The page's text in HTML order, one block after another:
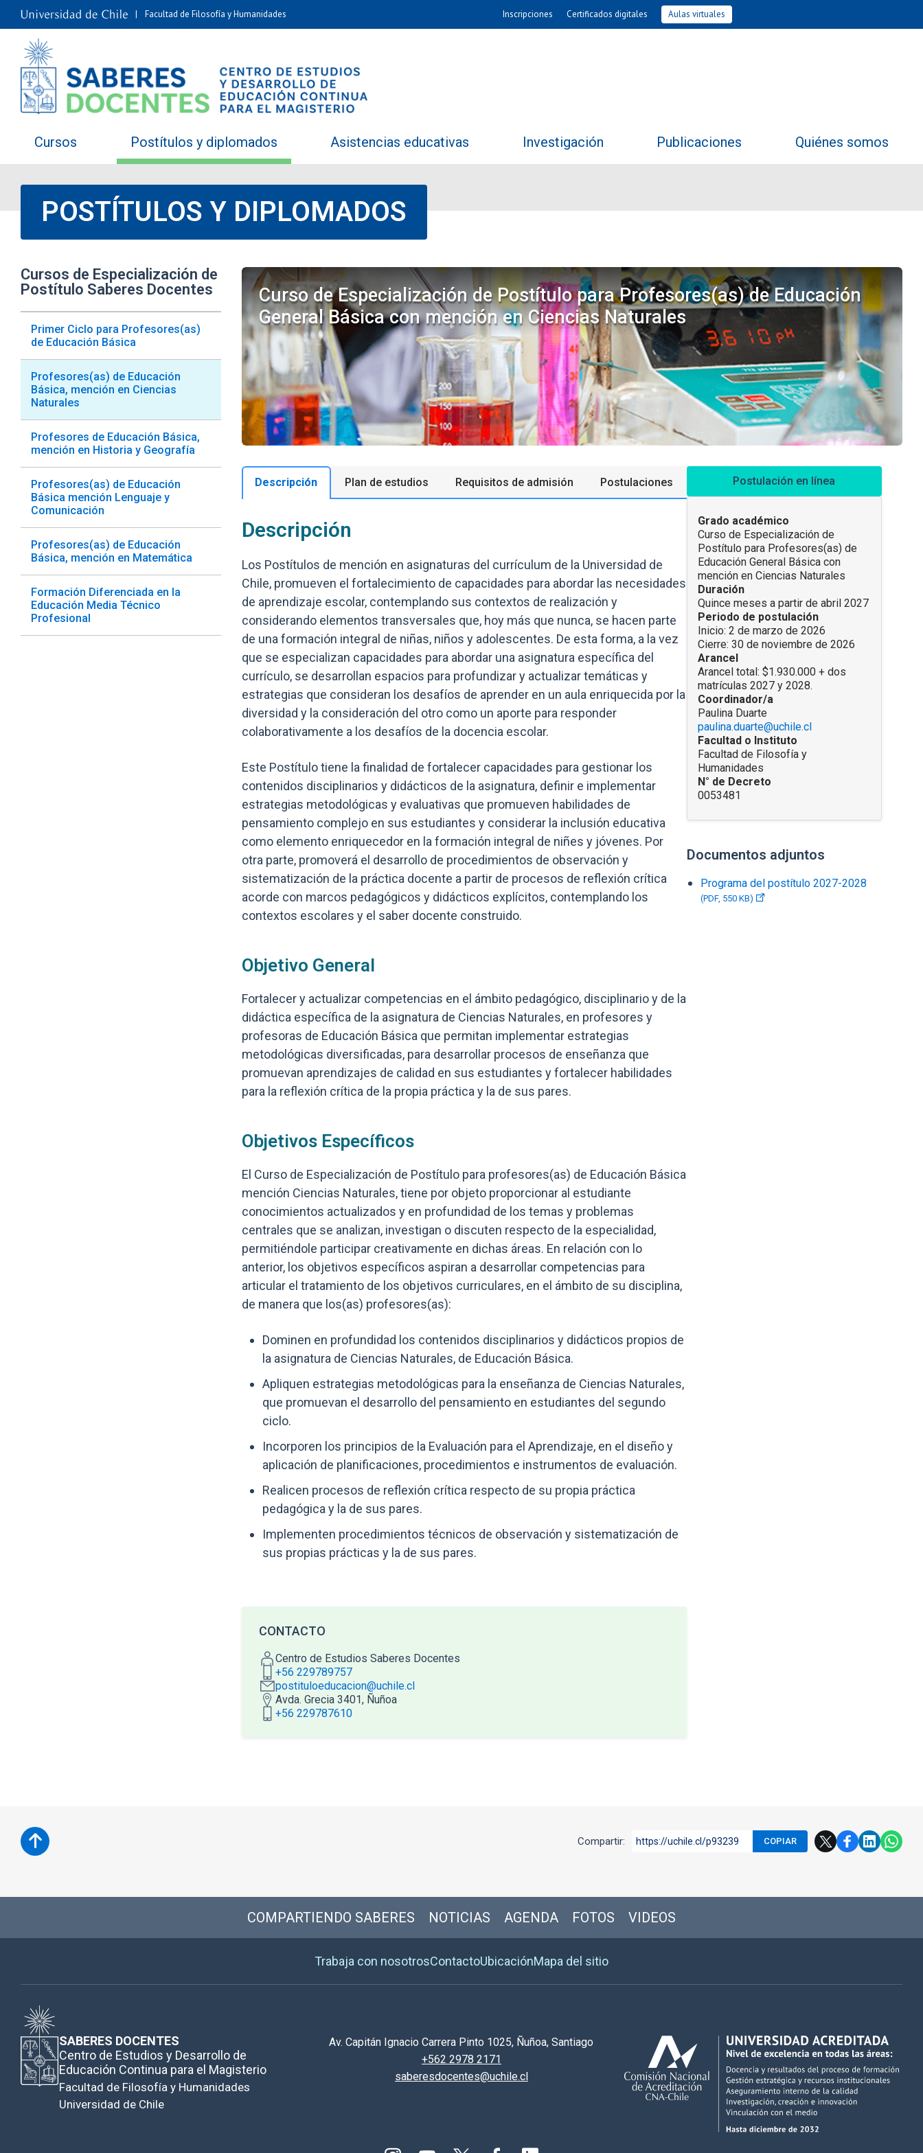
Facultad de Filosofía y Humanidades Inscripciones Certificados digitales Aulas virtuales
Cursos Postítulos y diplomados Asistencias educativas Investigación Publicaciones Quiénes somos
POSTÍTULOS Y DIPLOMADOS
Curso de Especialización de Postítulo para Profesores(as) de Educación
General Básica con mención en Ciencias Naturales
Descripción Plan de estudios Requisitos de admisión Postulaciones
Descripción
Los Postítulos de mención en asignaturas del currículum de la Universidad de
Chile, promueven el fortalecimiento de capacidades para abordar las necesidades
de aprendizaje escolar, contemplando sus contextos de realización y
considerando elementos transversales que, hoy más que nunca, se hacen parte
de una formación integral de niñas, niños y adolescentes. De esta forma, a la vez
que se especializan capacidades para abordar una asignatura específica del
currículo, se desarrollan espacios para profundizar y actualizar temáticas y
estrategias que consideran los desafíos de aprender en un aula enriquecida por la
diversidad y la consideración del otro como un aporte para responder
colaborativamente a los desafíos de la docencia escolar.
Este Postítulo tiene la finalidad de fortalecer capacidades para gestionar los
contenidos disciplinarios y didácticos de la asignatura, definir e implementar
estrategias metodológicas y evaluativas que promueven habilidades de
pensamiento complejo en sus estudiantes y considerar la inclusión educativa
como elemento enriquecedor en la formación integral de niñes y jóvenes. Por
otra parte, promoverá el desarrollo de procedimientos de observación y
sistematización de la práctica docente a partir de procesos de reflexión crítica
acorde con marcos pedagógicos y didácticos explícitos, contemplando los
contextos escolares y el saber docente construido.
Objetivo General
Fortalecer y actualizar competencias en el ámbito pedagógico, disciplinario y de la
didáctica específica de la asignatura de Ciencias Naturales, en profesores y
profesoras de Educación Básica que permitan implementar estrategias
metodológicas diversificadas, para desarrollar procesos de enseñanza que
promuevan aprendizajes de calidad en sus estudiantes y fortalecer habilidades
para la reflexión crítica de la propia práctica y la de sus pares.
Objetivos Específicos
El Curso de Especialización de Postítulo para profesores(as) de Educación Básica
mención Ciencias Naturales, tiene por objeto proporcionar al estudiante
conocimientos actualizados y en profundidad de los temas y problemas
centrales que se analizan, investigan o discuten respecto de la especialidad,
permitiéndole participar creativamente en dichas áreas. En relación con lo
anterior, los objetivos específicos aspiran a desarrollar competencias para
articular el tratamiento de los objetivos curriculares, en el ámbito de su disciplina,
de manera que los(as) profesores(as):
Dominen en profundidad los contenidos disciplinarios y didácticos propios de
la asignatura de Ciencias Naturales, de Educación Básica.
Apliquen estrategias metodológicas para la enseñanza de Ciencias Naturales,
que promuevan el desarrollo del pensamiento en estudiantes del segundo
ciclo.
Incorporen los principios de la Evaluación para el Aprendizaje, en el diseño y
aplicación de planificaciones, procedimientos e instrumentos de evaluación.
Realicen procesos de reflexión crítica respecto de su propia práctica
pedagógica y la de sus pares.
Implementen procedimientos técnicos de observación y sistematización de
sus propias prácticas y la de sus pares.
CONTACTO
Centro de Estudios Saberes Docentes
+56 229789757
postituloeducacion@uchile.cl
Avda. Grecia 3401, Ñuñoa
+56 229787610
Accesos directos
Postulación en línea
INFORMACIÓN DEL PROGRAMA
Grado académico
Curso de Especialización de
Postítulo para Profesores(as) de
Educación General Básica con
mención en Ciencias Naturales
Duración
Quince meses a partir de abril 2027
Periodo de postulación
Inicio: 2 de marzo de 2026
Cierre: 30 de noviembre de 2026
Arancel
Arancel total: $1.930.000 + dos
matrículas 2027 y 2028.
Coordinador/a
Paulina Duarte
paulina.duarte@uchile.cl
Facultad o Instituto
Facultad de Filosofía y
Humanidades
N° de Decreto
0053481
Enlaces y documentos de interés
Documentos adjuntos
Programa del postítulo 2027-2028
(PDF, 550 KB)
Cursos de Especialización de
Postítulo Saberes Docentes
Primer Ciclo para Profesores(as)
de Educación Básica
Profesores(as) de Educación
Básica, mención en Ciencias
Naturales
Profesores de Educación Básica,
mención en Historia y Geografía
Profesores(as) de Educación
Básica mención Lenguaje y
Comunicación
Profesores(as) de Educación
Básica, mención en Matemática
Formación Diferenciada en la
Educación Media Técnico
Profesional
Compartir: https://uchile.cl/p93239 COPIAR
COMPARTIENDO SABERES NOTICIAS AGENDA FOTOS VIDEOS
Trabaja con nosotrosContactoUbicaciónMapa del sitio
SABERES DOCENTES
Centro de Estudios y Desarrollo de
Educación Continua para el Magisterio
Facultad de Filosofía y Humanidades
Universidad de Chile
Av. Capitán Ignacio Carrera Pinto 1025, Ñuñoa, Santiago
+562 2978 2171
saberesdocentes@uchile.cl